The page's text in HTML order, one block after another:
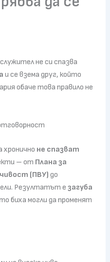
не си спазва
и се взема друг, който
обаче това правило не
не спазват
– от Плана за
(ПВУ) до
Резултатът е загуба
биха могли да променят